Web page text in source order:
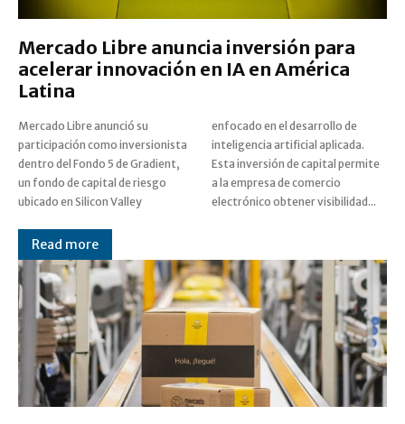
Mercado Libre anuncia inversión para
acelerar innovación en IA en América
Latina
Mercado Libre anunció su
participación como inversionista
dentro del Fondo 5 de Gradient,
un fondo de capital de riesgo
ubicado en Silicon Valley
enfocado en el desarrollo de
inteligencia artificial aplicada.
Esta inversión de capital permite
a la empresa de comercio
electrónico obtener visibilidad...
Read more